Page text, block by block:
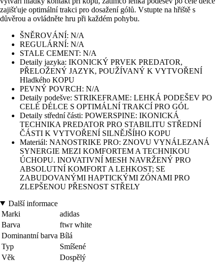
zajišťuje optimální trakci pro dosažení gólů. Vstupte na hřiště s
důvěrou a ovládněte hru při každém pohybu.
ŠNĚROVÁNÍ: N/A
REGULÁRNÍ: N/A
STALE CEMENT: N/A
Detaily jazyka: IKONICKÝ PRVEK PREDATOR,
PŘELOŽENÝ JAZYK, POUŽÍVANÝ K VYTVOŘENÍ
Hladkého KOPU
PEVNÝ POVRCH: N/A
Detaily podešve: STRIKEFRAME: LEHKÁ PODEŠEV PO
CELÉ DÉLCE S OPTIMÁLNÍ TRAKCÍ PRO GÓL
Detaily střední části: POWERSPINE: IKONICKÁ
TECHNIKA PREDATOR PRO STABILITU STŘEDNÍ
ČÁSTI K VYTVOŘENÍ SILNĚJŠÍHO KOPU
Materiál: NANOSTRIKE PRO: ZNOVU VYNÁLEZANÁ
SYNERGIE MEZI KOMFORTEM A TECHNIKOU
ÚCHOPU. INOVATIVNÍ MESH NAVRŽENÝ PRO
ABSOLUTNÍ KOMFORT A LEHKOST; SE
ZABUDOVANÝMI HAPTICKÝMI ZÓNAMI PRO
ZLEPŠENOU PŘESNOST STŘELY
Další informace
Marki
adidas
Barva
ftwr white
Dominantní barva Bílá
Typ
Smíšené
Věk
Dospělý